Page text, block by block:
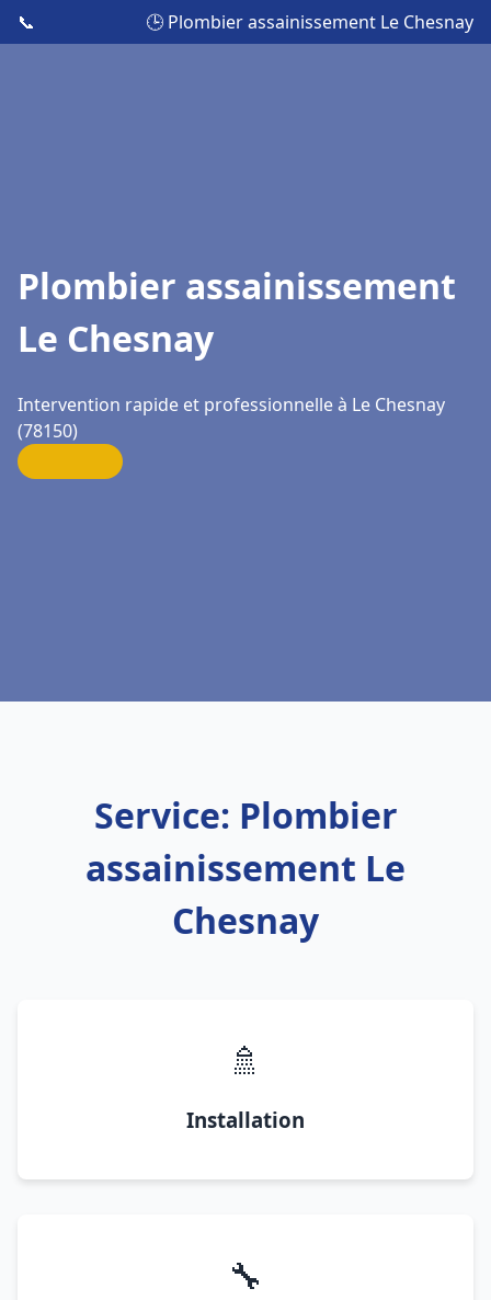
📞 🕒 Plombier assainissement Le Chesnay
Plombier assainissement
Le Chesnay
Intervention rapide et professionnelle à Le Chesnay
(78150)
Service: Plombier
assainissement Le
Chesnay
🚿
Installation
🔧